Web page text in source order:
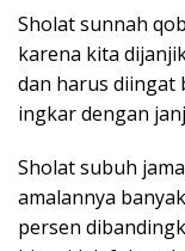
Sholat sunnah
karena kita
dan harus diingat
ingkar dengan
Sholat subuh
amalannya
persen